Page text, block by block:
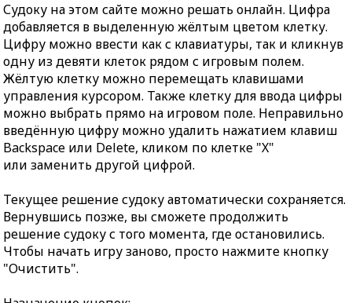
Судоку на этом сайте можно решать онлайн. Цифра
добавляется в выделенную жёлтым цветом клетку.
Цифру можно ввести как с клавиатуры, так и кликнув
одну из девяти клеток рядом с игровым полем.
Жёлтую клетку можно перемещать клавишами
управления курсором. Также клетку для ввода цифры
можно выбрать прямо на игровом поле. Неправильно
введённую цифру можно удалить нажатием клавиш
Backspace или Delete, кликом по клетке "X"
или заменить другой цифрой.
Текущее решение судоку автоматически сохраняется.
Вернувшись позже, вы сможете продолжить
решение судоку с того момента, где остановились.
Чтобы начать игру заново, просто нажмите кнопку
"Очистить".